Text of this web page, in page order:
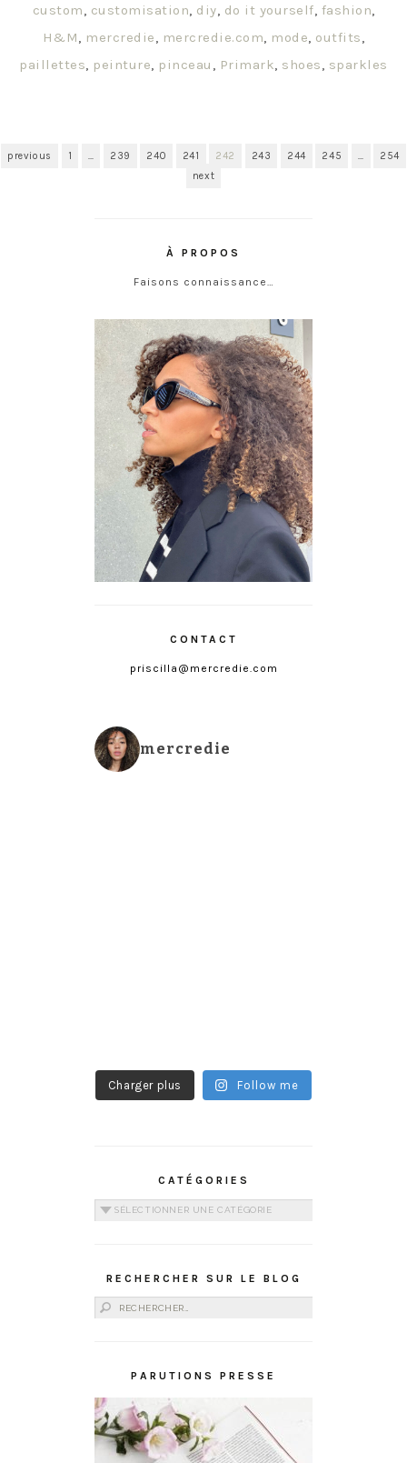
custom
customisation diy do it yourself fashion
H&M
mercredie mercredie.com mode outfits
paillettes
peinture pinceau Primark shoes sparkles
previous 1 239 240 241 242 243 244 245
254
next
À PROPOS
Faisons connaissance…
CONTACT
priscilla@mercredie.com
mercredie
Charger plus Follow me
CATÉGORIES
Catégories
RECHERCHER SUR LE BLOG
Rechercher :
PARUTIONS PRESSE